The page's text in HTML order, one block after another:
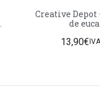
Creative Depot
de
13,90€